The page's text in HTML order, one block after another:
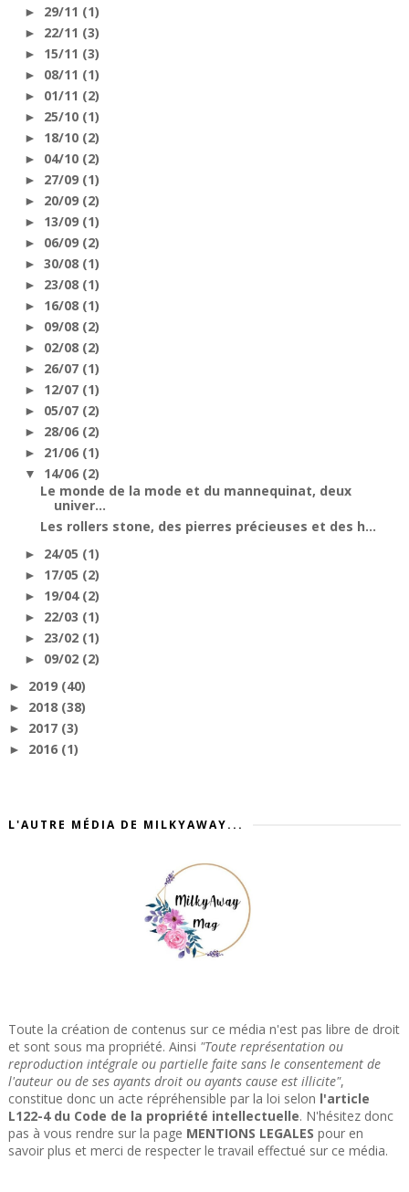
► 29/11 (1)
► 22/11 (3)
► 15/11 (3)
► 08/11 (1)
► 01/11 (2)
► 25/10 (1)
► 18/10 (2)
► 04/10 (2)
► 27/09 (1)
► 20/09 (2)
► 13/09 (1)
► 06/09 (2)
► 30/08 (1)
► 23/08 (1)
► 16/08 (1)
► 09/08 (2)
► 02/08 (2)
► 26/07 (1)
► 12/07 (1)
► 05/07 (2)
► 28/06 (2)
► 21/06 (1)
▼ 14/06 (2)
Le monde de la mode et du mannequinat, deux
univer...
Les rollers stone, des pierres précieuses et des h...
► 24/05 (1)
► 17/05 (2)
► 19/04 (2)
► 22/03 (1)
► 23/02 (1)
► 09/02 (2)
► 2019 (40)
► 2018 (38)
► 2017 (3)
► 2016 (1)
L'AUTRE MÉDIA DE MILKYAWAY...
Toute la création de contenus sur ce média n'est pas libre de droit
et sont sous ma propriété. Ainsi "Toute représentation ou
reproduction intégrale ou partielle faite sans le consentement de
l'auteur ou de ses ayants droit ou ayants cause est illicite",
constitue donc un acte répréhensible par la loi selon l'article
L122-4 du Code de la propriété intellectuelle. N'hésitez donc
pas à vous rendre sur la page MENTIONS LEGALES pour en
savoir plus et merci de respecter le travail effectué sur ce média.